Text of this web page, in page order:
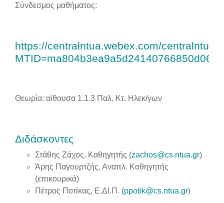
Σύνδεσμος μαθήματος:
https://centralntua.webex.com/centralntua/
Θεωρία: αίθουσα 1.1.3 Παλ. Κτ. Ηλεκ/γων
Διδάσκοντες
Στάθης Ζάχος, Καθηγητής (zachos@cs.ntua.gr)
Άρης Παγουρτζής, Αναπλ. Καθηγητής
(επικουρικά)
Πέτρος Ποτίκας, Ε.ΔΙ.Π. (ppotik@cs.ntua.gr)